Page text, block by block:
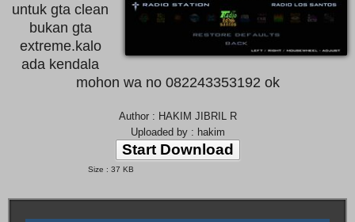
untuk gta clean
bukan gta
extreme.kalo
ada kendala
mohon wa no 082243353192 ok
Author : HAKIM JIBRIL R
Uploaded by : hakim
Start Download
Size : 37 KB